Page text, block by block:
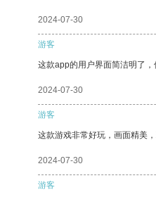
2024-07-30
游客
这款app的用户界面简洁明了
2024-07-30
游客
这款游戏非常好玩，画面精美，
2024-07-30
游客